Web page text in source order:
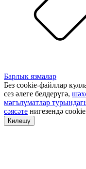
Барлык язмалар
Без cookie-файллар
сез әлеге белдерүгә,
мәгълүматлар
сәясәте нигезендә
Килешү